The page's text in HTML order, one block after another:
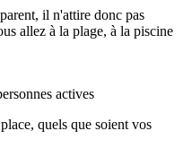
il n'attire donc pas
allez à la plage, à la piscine
actives
quels que soient vos